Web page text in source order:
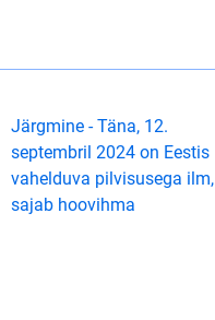
Järgmine - Täna, 12.
septembril 2024 on Eestis
vahelduva pilvisusega ilm,
sajab hoovihma